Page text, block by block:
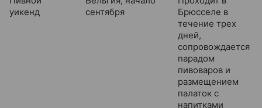
уикенд
сентября
Брюсселе в
течение трех
дней,
сопровождается
парадом
пивоваров и
размещением
палаток с
напитками